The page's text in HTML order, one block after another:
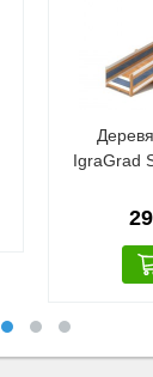
IgraGrad